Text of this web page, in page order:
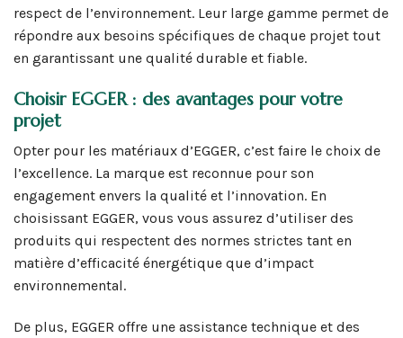
respect de l’environnement. Leur large gamme permet de
répondre aux besoins spécifiques de chaque projet tout
en garantissant une qualité durable et fiable.
Choisir EGGER : des avantages pour votre
projet
Opter pour les matériaux d’EGGER, c’est faire le choix de
l’excellence. La marque est reconnue pour son
engagement envers la qualité et l’innovation. En
choisissant EGGER, vous vous assurez d’utiliser des
produits qui respectent des normes strictes tant en
matière d’efficacité énergétique que d’impact
environnemental.
De plus, EGGER offre une assistance technique et des